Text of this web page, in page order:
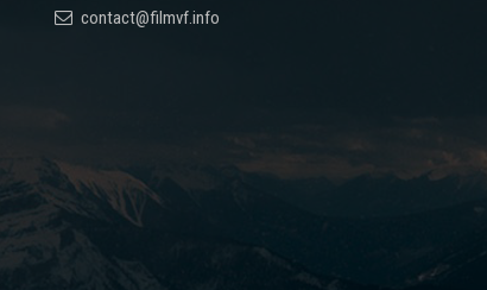
contact@filmvf.info